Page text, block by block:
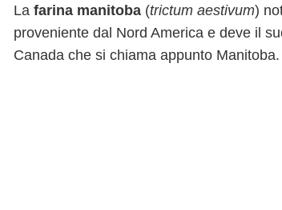
La farina manitoba (trictum aestivum)
proveniente dal Nord America e deve il
Canada che si chiama appunto Manitoba.